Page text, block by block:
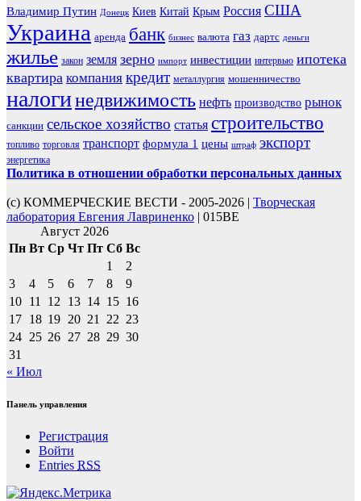
Владимир Путин Донецк Киев Китай Крым Россия США
Украина аренда банк бизнес валюта газ дартс деньги
жилье закон земля зерно импорт инвестиции интервью ипотека
квартира компания кредит металлургия мошенничество
налогинедвижимость нефть производство рынок
санкции сельское хозяйство статья строительство
топливо торговля транспорт формула 1 цены штраф экспорт
энергетика
Политика в отношении обработки персональных данных
(с) КОММЕРЧЕСКИЕ ВЕСТИ - 2005-2026 | Творческая
лаборатория Евгения Лавриненко | 015BE
Август 2026
Пн Вт Ср Чт Пт Сб Вс
1
2
3
4 5 6 7 8
9
10 11 12 13 14 15 16
17 18 19 20 21 22 23
24 25 26 27 28 29 30
31
« Июл
Панель управления
Регистрация
Войти
Entries RSS